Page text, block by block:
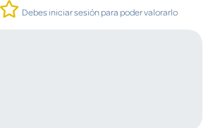
Debes iniciar sesión para poder valorarlo